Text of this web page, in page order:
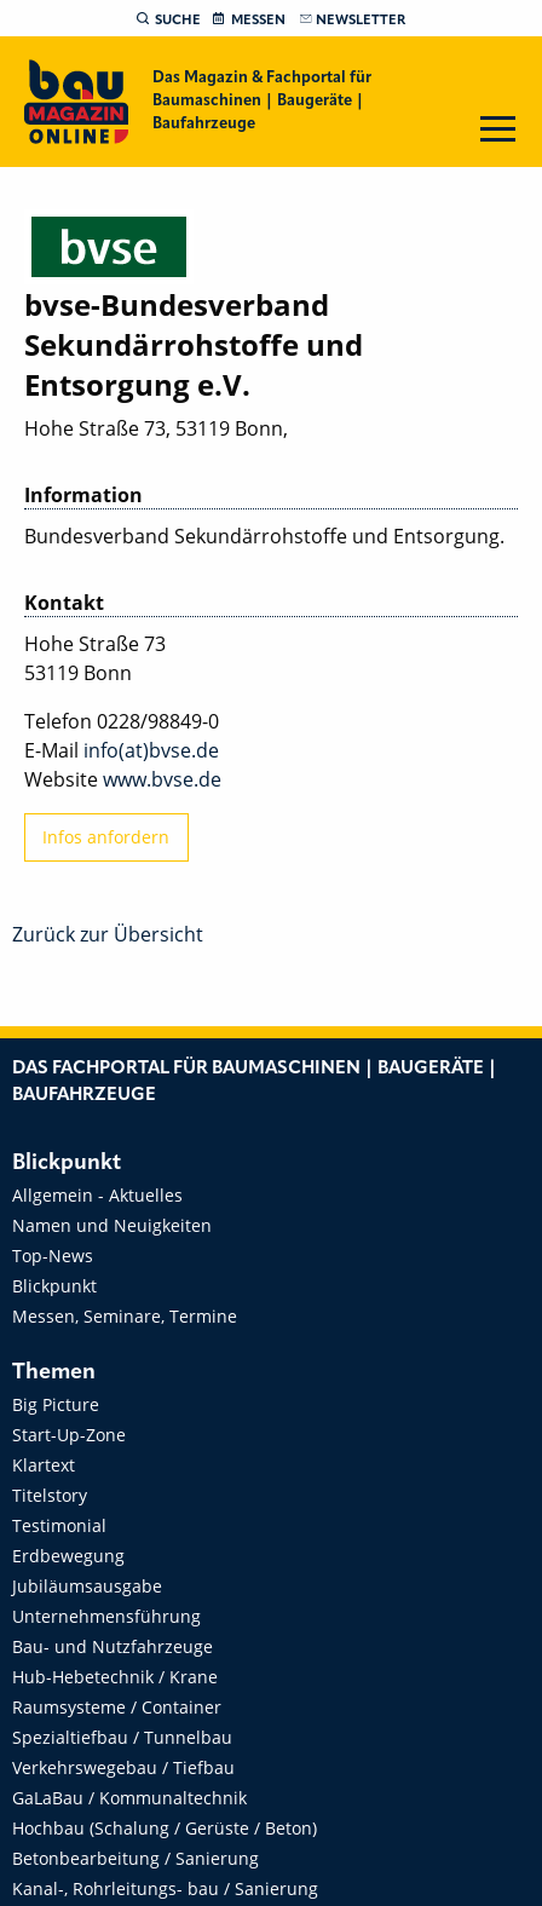
SUCHE MESSEN NEWSLETTER
Das Magazin & Fachportal für
Baumaschinen | Baugeräte |
Baufahrzeuge
bvse-Bundesverband
Sekundärrohstoffe und
Entsorgung e.V.
Hohe Straße 73, 53119 Bonn,
Information
Bundesverband Sekundärrohstoffe und Entsorgung.
Kontakt
Hohe Straße 73
53119 Bonn
Telefon 0228/98849-0
E-Mail info(at)bvse.de
Websitewww.bvse.de
Infos anfordern
Zurück zur Übersicht
DAS FACHPORTAL FÜR BAUMASCHINEN | BAUGERÄTE |
BAUFAHRZEUGE
Blickpunkt
Allgemein - Aktuelles
Namen und Neuigkeiten
Top-News
Blickpunkt
Messen, Seminare, Termine
Themen
Big Picture
Start-Up-Zone
Klartext
Titelstory
Testimonial
Erdbewegung
Jubiläumsausgabe
Unternehmensführung
Bau- und Nutzfahrzeuge
Hub-Hebetechnik / Krane
Raumsysteme / Container
Spezialtiefbau / Tunnelbau
Verkehrswegebau / Tiefbau
GaLaBau / Kommunaltechnik
Hochbau (Schalung / Gerüste / Beton)
Betonbearbeitung / Sanierung
Kanal-, Rohrleitungs- bau / Sanierung